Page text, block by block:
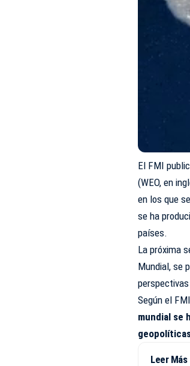
El FMI
(WEO, en
en los que
se ha
países.
La próxima
Mundial, se
Según el
mundial se
Leer Más